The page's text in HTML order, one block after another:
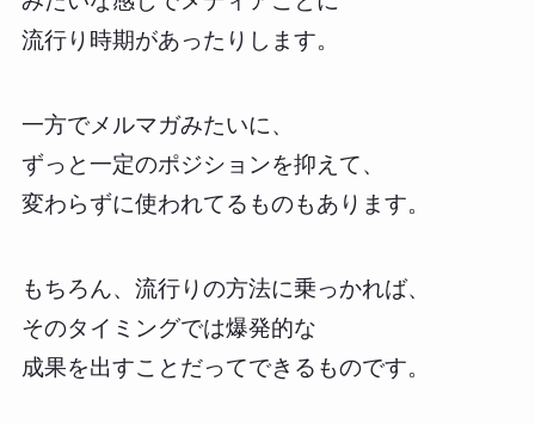
流行り時期があったりします。
一方でメルマガみたいに、
ずっと一定のポジションを抑えて、
変わらずに使われてるものもあります。
もちろん、流行りの方法に乗っかれば、
そのタイミングでは爆発的な
成果を出すことだってできるものです。